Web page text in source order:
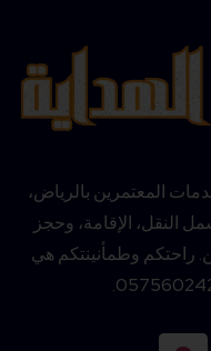
المعتمرين بالرياض،
النقل، الإقامة، وحجز
راحتكم وطمأنينتكم هي